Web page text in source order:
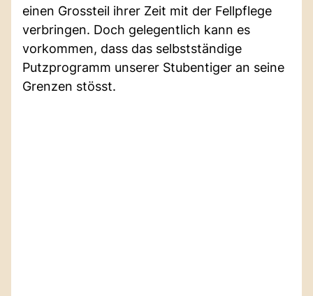
einen Grossteil ihrer Zeit mit der Fellpflege
verbringen. Doch gelegentlich kann es
vorkommen, dass das selbstständige
Putzprogramm unserer Stubentiger an seine
Grenzen stösst.